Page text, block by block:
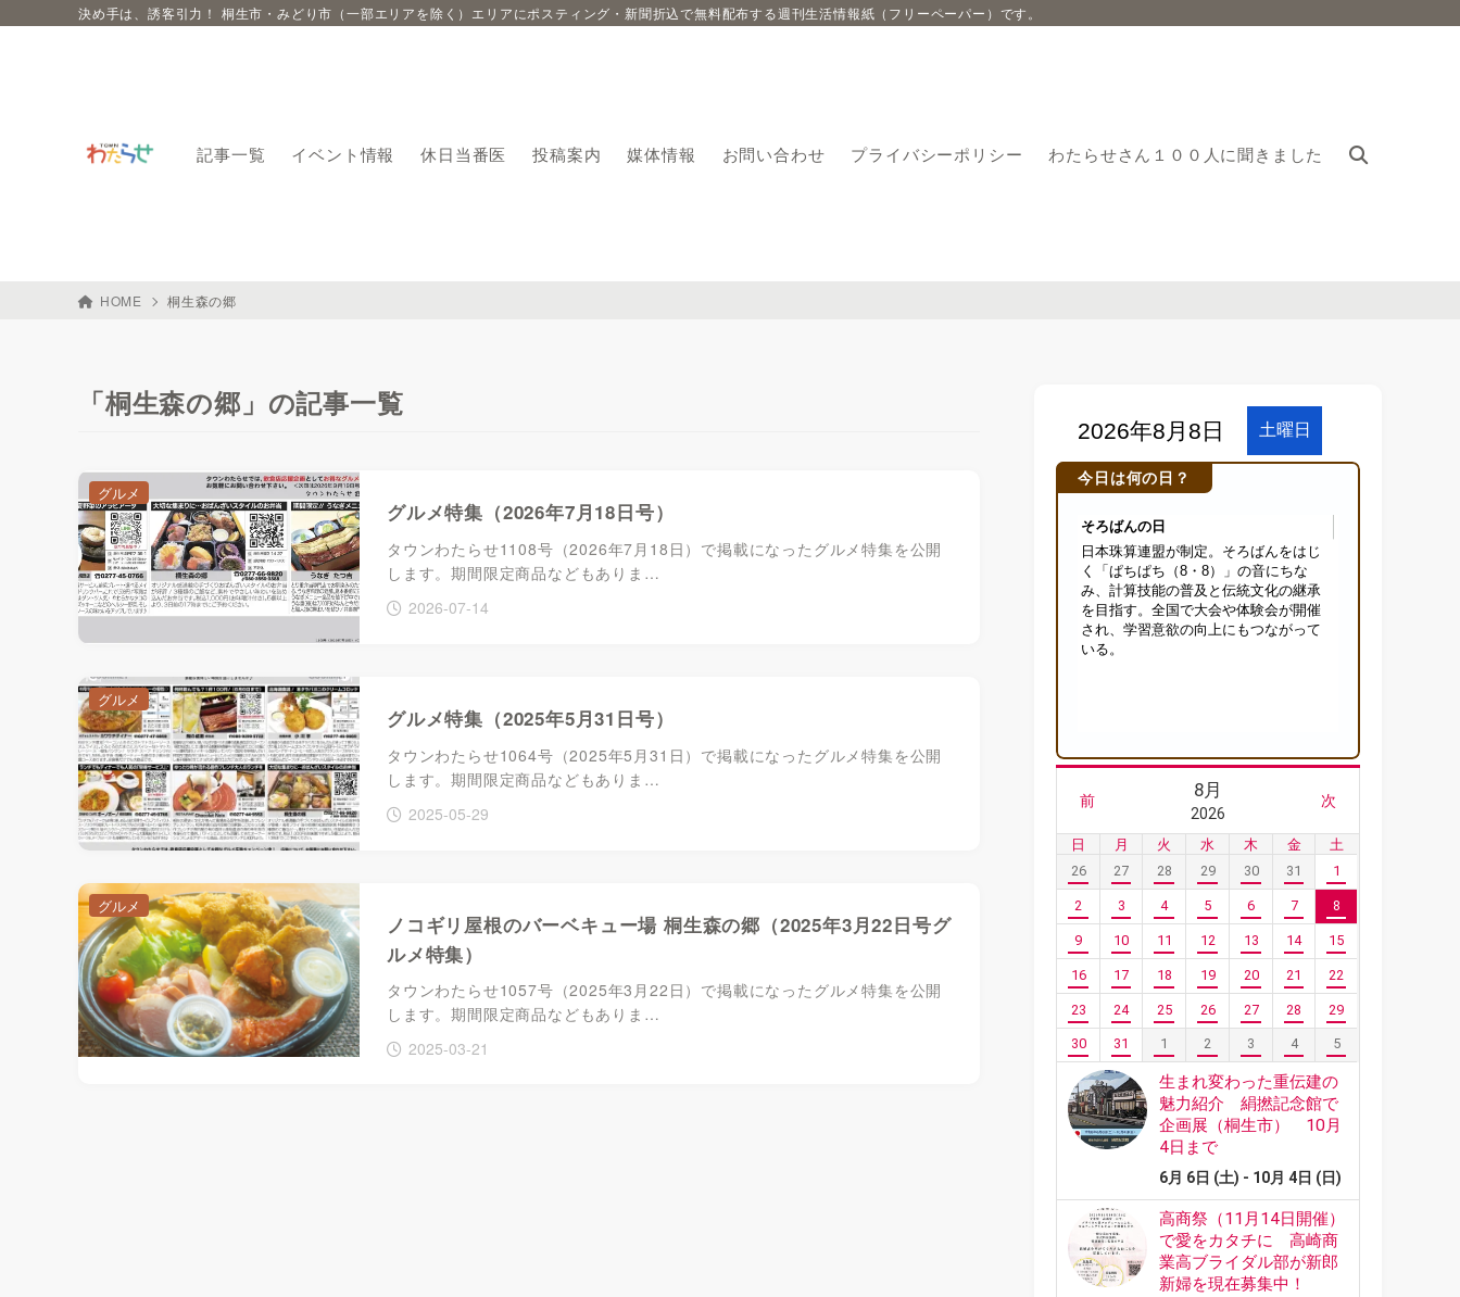
決め手は、誘客引力！ 桐生市・みどり市（一部エリアを除く）エリアにポスティング・新聞折込で無料配布する週刊生活情報紙（フリーペーパー）です。
記事一覧 イベント情報 休日当番医 投稿案内 媒体情報 お問い合わせ プライバシーポリシー わたらせさん１００人に聞きました
HOME 桐生森の郷
「桐生森の郷」の記事一覧
グルメ特集（2026年7月18日号）
タウンわたらせ1108号（2026年7月18日）で掲載になったグルメ特集を公開
します。期間限定商品などもありま…
2026-07-14
グルメ
グルメ特集（2025年5月31日号）
タウンわたらせ1064号（2025年5月31日）で掲載になったグルメ特集を公開
します。期間限定商品などもありま…
2025-05-29
グルメ
ノコギリ屋根のバーベキュー場 桐生森の郷（2025年3月22日号グ
ルメ特集）
タウンわたらせ1057号（2025年3月22日）で掲載になったグルメ特集を公開
します。期間限定商品などもありま…
2025-03-21
グルメ
今日は何の日？